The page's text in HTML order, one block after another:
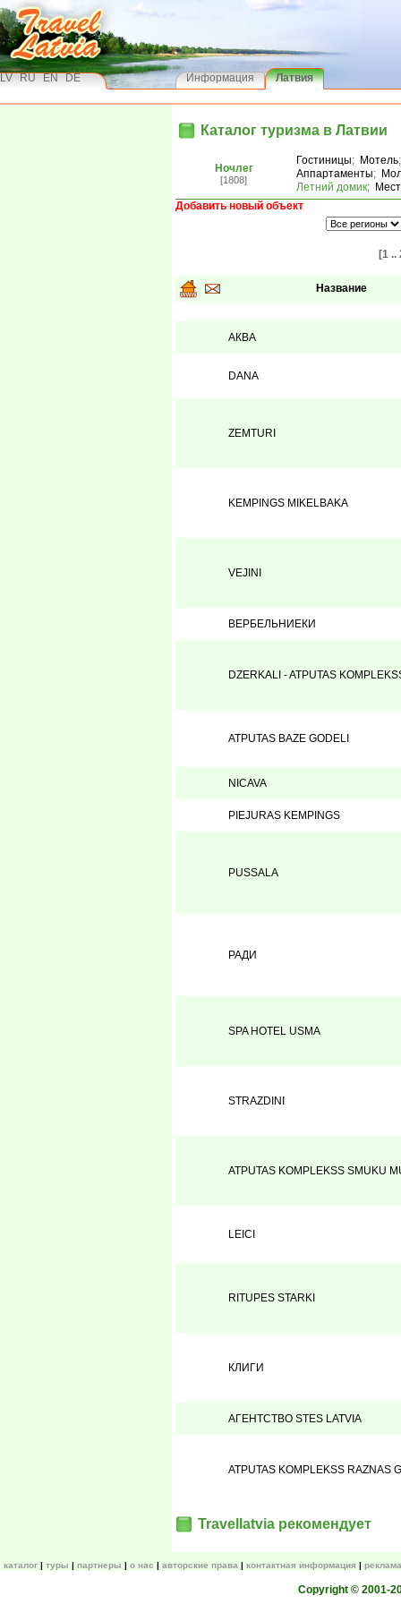
LV RU EN DE Информация Латвия
Каталог туризма в Латвии
Ночлег
[1808]
Гостиницы; Мотель
Аппартаменты;
Летний домик;
Добавить новый объект
[1 ..
Название
АКВА
DANA
ZEMTURI
KEMPINGS MIKELBAKA
VEJINI
ВЕРБЕЛЬНИЕКИ
DZERKALI - ATPUTAS
ATPUTAS BAZE GODELI
NICAVA
PIEJURAS KEMPINGS
PUSSALA
РАДИ
SPA HOTEL USMA
STRAZDINI
ATPUTAS KOMPLEKSS SMUKU
LEICI
RITUPES STARKI
КЛИГИ
АГЕНТСТВО STES LATVIA
ATPUTAS KOMPLEKSS RAZNAS
Travellatvia рекомендует
каталог туры партнеры о нас авторские права контактная информация
Copyright © 2001-